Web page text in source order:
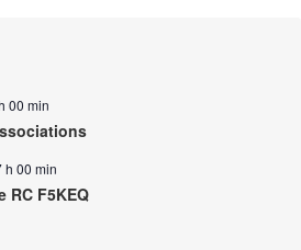
00 min
h 00 min
RC F5KEQ